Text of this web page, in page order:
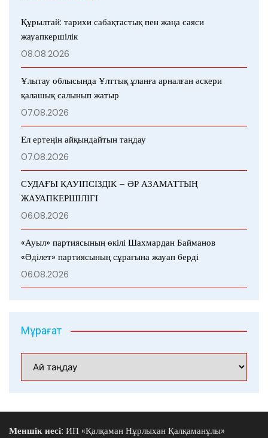
Құрылтай: тарихи сабақтастық пен жаңа саяси
жауапкершілік
08.08.2026
Ұлытау облысында Ұлттық ұланға арналған әскери
қалашық салынып жатыр
07.08.2026
Ел ертеңін айқындайтын таңдау
07.08.2026
СУДАҒЫ ҚАУІПСІЗДІК – ӘР АЗАМАТТЫҢ
ЖАУАПКЕРШІЛІГІ
06.08.2026
«Ауыл» партиясының өкілі Шахмардан Байманов
«Әділет» партиясының сұрағына жауап берді
06.08.2026
Мұрағат
Меншік иесі: ИП «Қалқаман Нұрлыхан Қалқаманұлы»